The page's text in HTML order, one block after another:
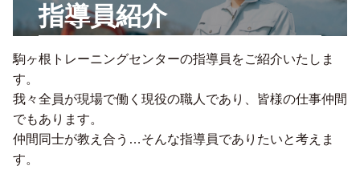
指導員紹介
駒ヶ根トレーニングセンターの指導員をご紹介いたしま
す。
我々全員が現場で働く現役の職人であり、皆様の仕事仲間
でもあります。
仲間同士が教え合う…そんな指導員でありたいと考えま
す。